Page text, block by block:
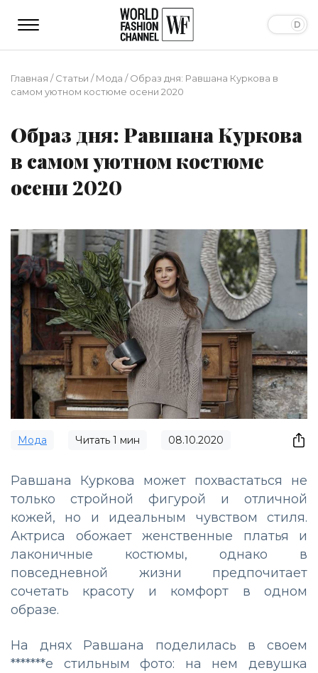
Главная /Статьи /Мода /Образ дня: Равшана Куркова в
самом уютном костюме осени 2020
Образ дня: Равшана Куркова
в самом уютном костюме
осени 2020
Мода Читать 1 мин 08.10.2020
Равшана Куркова может похвастаться не
только стройной фигурой и отличной
кожей, но и идеальным чувством стиля.
Актриса обожает женственные платья и
лаконичные костюмы, однако в
повседневной жизни предпочитает
сочетать красоту и комфорт в одном
образе.
На днях Равшана поделилась в своем
*******е стильным фото: на нем девушка